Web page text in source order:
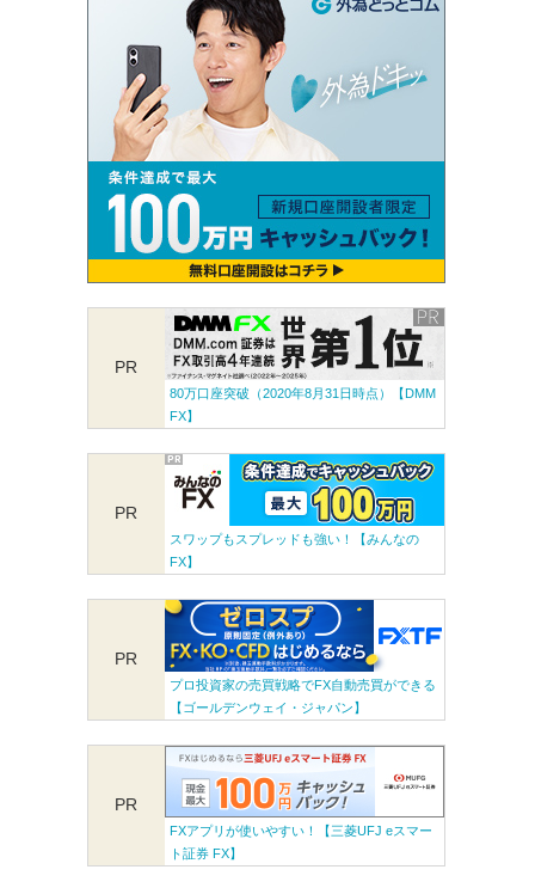
PR
80万口座突破（2020年8月31日時点）【DMM
FX】
PR
スワップもスプレッドも強い！【みんなの
FX】
PR
プロ投資家の売買戦略でFX自動売買ができる
【ゴールデンウェイ・ジャパン】
PR
FXアプリが使いやすい！【三菱UFJ eスマー
ト証券 FX】